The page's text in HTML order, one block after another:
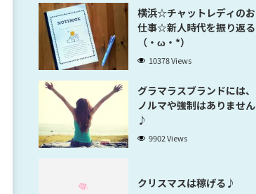
横浜☆チャットレディのお
仕事☆新人時代を振り返る
（・ω・*）
10378 Views
グラマラスブランドには、
ノルマや強制はありません
♪
9902 Views
クリスマスは稼げる♪